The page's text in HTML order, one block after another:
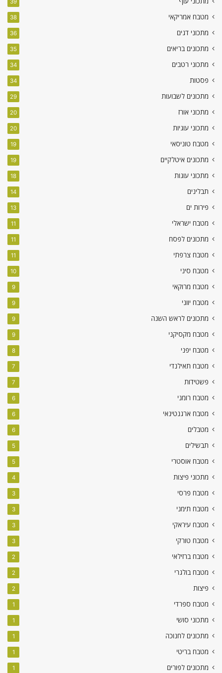
39
מטבח אמריקאי 38
מתכוני דגים 36
מתכונים בריאים 35
מתכוני רטבים 34
פסטות 34
מתכונים לשבועות 29
מתכוני אורז 20
מתכוני עוגיות 20
מטבח טוניסאי 19
מתכונים איטלקיים 19
מתכוני עוגות 18
תבלינים 14
פירות ים 13
מטבח ישראלי 11
מתכונים לפסח 11
מטבח צרפתי 11
מטבח סיני 10
מטבח מרוקאי 9
מטבח יווני 9
מתכונים לראש השנה 9
מטבח מקסיקני 9
מטבח יפני 8
מטבח תאילנדי 7
פשטידות 7
מטבח רומני 6
מטבח ארגנטינאי 6
מטבלים 6
תבשילים 5
מטבח אוסטרי 5
מתכוני פיצות 4
מטבח פרסי 3
מטבח תימני 3
מטבח עיראקי 3
מטבח טורקי 3
מטבח ברזילאי 2
מטבח בולגרי 2
פיצות 2
מטבח ספרדי 1
מתכוני סושי 1
מתכונים לחנוכה 1
מטבח בריטי 1
מתכונים לפורים 1